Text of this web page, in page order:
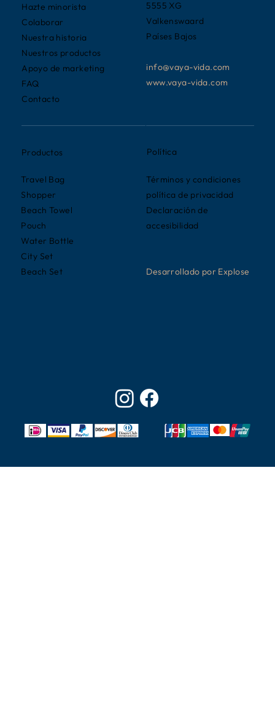
5555 XG
Valkenswaard
Países Bajos
info@vaya-vida.com
www.vaya-vida.com
Hazte minorista
Colaborar
Nuestra historia
Nuestros productos
Apoyo de marketing
FAQ
Contacto
Productos
Travel Bag
Shopper
Beach Towel
Pouch
Water Bottle
City Set
Beach Set
Política
Términos y condiciones
política de privacidad
Declaración de
accesibilidad
Desarrollado por Explose